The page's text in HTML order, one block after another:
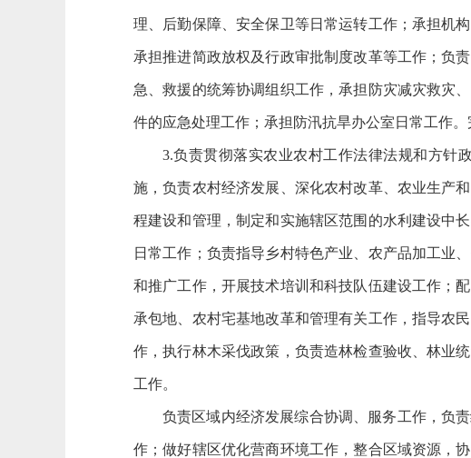
理、后勤保障、安全保卫等日常运转工作；承担机
承担推进简政放权及行政审批制度改革等工作；负
急、救援的统筹协调组织工作，承担防灾减灾救灾
件的应急处理工作；承担防汛抗旱办公室日常工作
3.负责贯彻落实农业农村工作法律法规和方针
施，负责农村经济发展、深化农村改革、农业生产
程建设和管理，制定和实施辖区范围的水利建设中
日常工作；负责指导乡村特色产业、农产品加工业
和推广工作，开展技术培训和科技队伍建设工作；
承包地、农村宅基地改革和管理有关工作，指导农
作，执行林木采伐政策，负责造林检查验收、林业
工作。
负责区域内经济发展综合协调、服务工作，负
作；做好辖区优化营商环境工作，整合区域资源，